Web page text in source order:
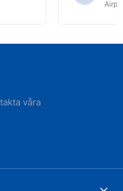
våra